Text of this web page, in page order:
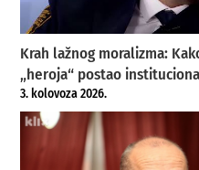
Krah lažnog moralizma:
„heroja“ postao
3. kolovoza 2026.